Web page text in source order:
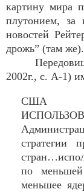
картину мира
плутонием, за
новостей
дрожь” (там же).
2002г., с. A-1)
США
стратегии
по
меньшее